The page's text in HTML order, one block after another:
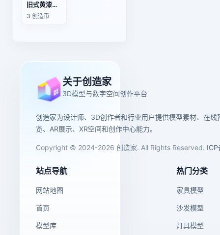
旧式黄漆消防栓
3 创造币
关于创造家
3D模型与数字空间创作平台
创造家为设计师、3D创作者和行业用户提供模型素材、在线
览、AR展示、XR空间和创作中心能力。
Copyright © 2024-2026 创造家. All Rights Reserved. ICP
站点导航
网站地图
首页
模型库
热门分类
家具模型
沙发模型
灯具模型